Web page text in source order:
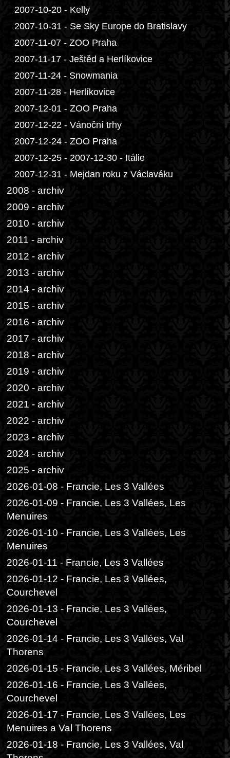
2007-10-20 - Kelly
2007-10-31 - Se Sky Europe do Bratislavy
2007-11-07 - ZOO Praha
2007-11-17 - Ještěd a Herlíkovice
2007-11-24 - Snowmania
2007-11-28 - Herlíkovice
2007-12-01 - ZOO Praha
2007-12-22 - Vánoční trhy
2007-12-24 - ZOO Praha
2007-12-25 - 2007-12-30 - Itálie
2007-12-31 - Mejdan roku z Václaváku
2008 - archiv
2009 - archiv
2010 - archiv
2011 - archiv
2012 - archiv
2013 - archiv
2014 - archiv
2015 - archiv
2016 - archiv
2017 - archiv
2018 - archiv
2019 - archiv
2020 - archiv
2021 - archiv
2022 - archiv
2023 - archiv
2024 - archiv
2025 - archiv
2026-01-08 - Francie, Les 3 Vallées
2026-01-09 - Francie, Les 3 Vallées, Les
Menuires
2026-01-10 - Francie, Les 3 Vallées, Les
Menuires
2026-01-11 - Francie, Les 3 Vallées
2026-01-12 - Francie, Les 3 Vallées,
Courchevel
2026-01-13 - Francie, Les 3 Vallées,
Courchevel
2026-01-14 - Francie, Les 3 Vallées, Val
Thorens
2026-01-15 - Francie, Les 3 Vallées, Méribel
2026-01-16 - Francie, Les 3 Vallées,
Courchevel
2026-01-17 - Francie, Les 3 Vallées, Les
Menuires a Val Thorens
2026-01-18 - Francie, Les 3 Vallées, Val